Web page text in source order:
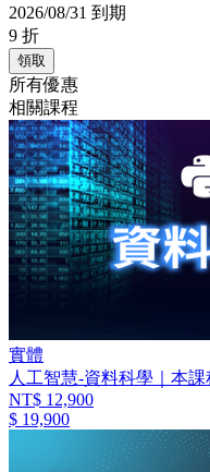
2026/08/31 到期
9 折
領取
所有優惠
相關課程
實體
人工智慧-資料科學｜本
NT$ 12,900
$ 19,900